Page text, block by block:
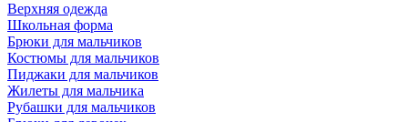
Верхняя одежда
Школьная форма
Брюки для мальчиков
Костюмы для мальчиков
Пиджаки для мальчиков
Жилеты для мальчика
Рубашки для мальчиков